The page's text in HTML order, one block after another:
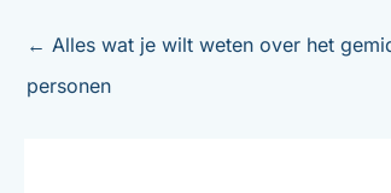
← Alles wat je wilt weten over het
personen